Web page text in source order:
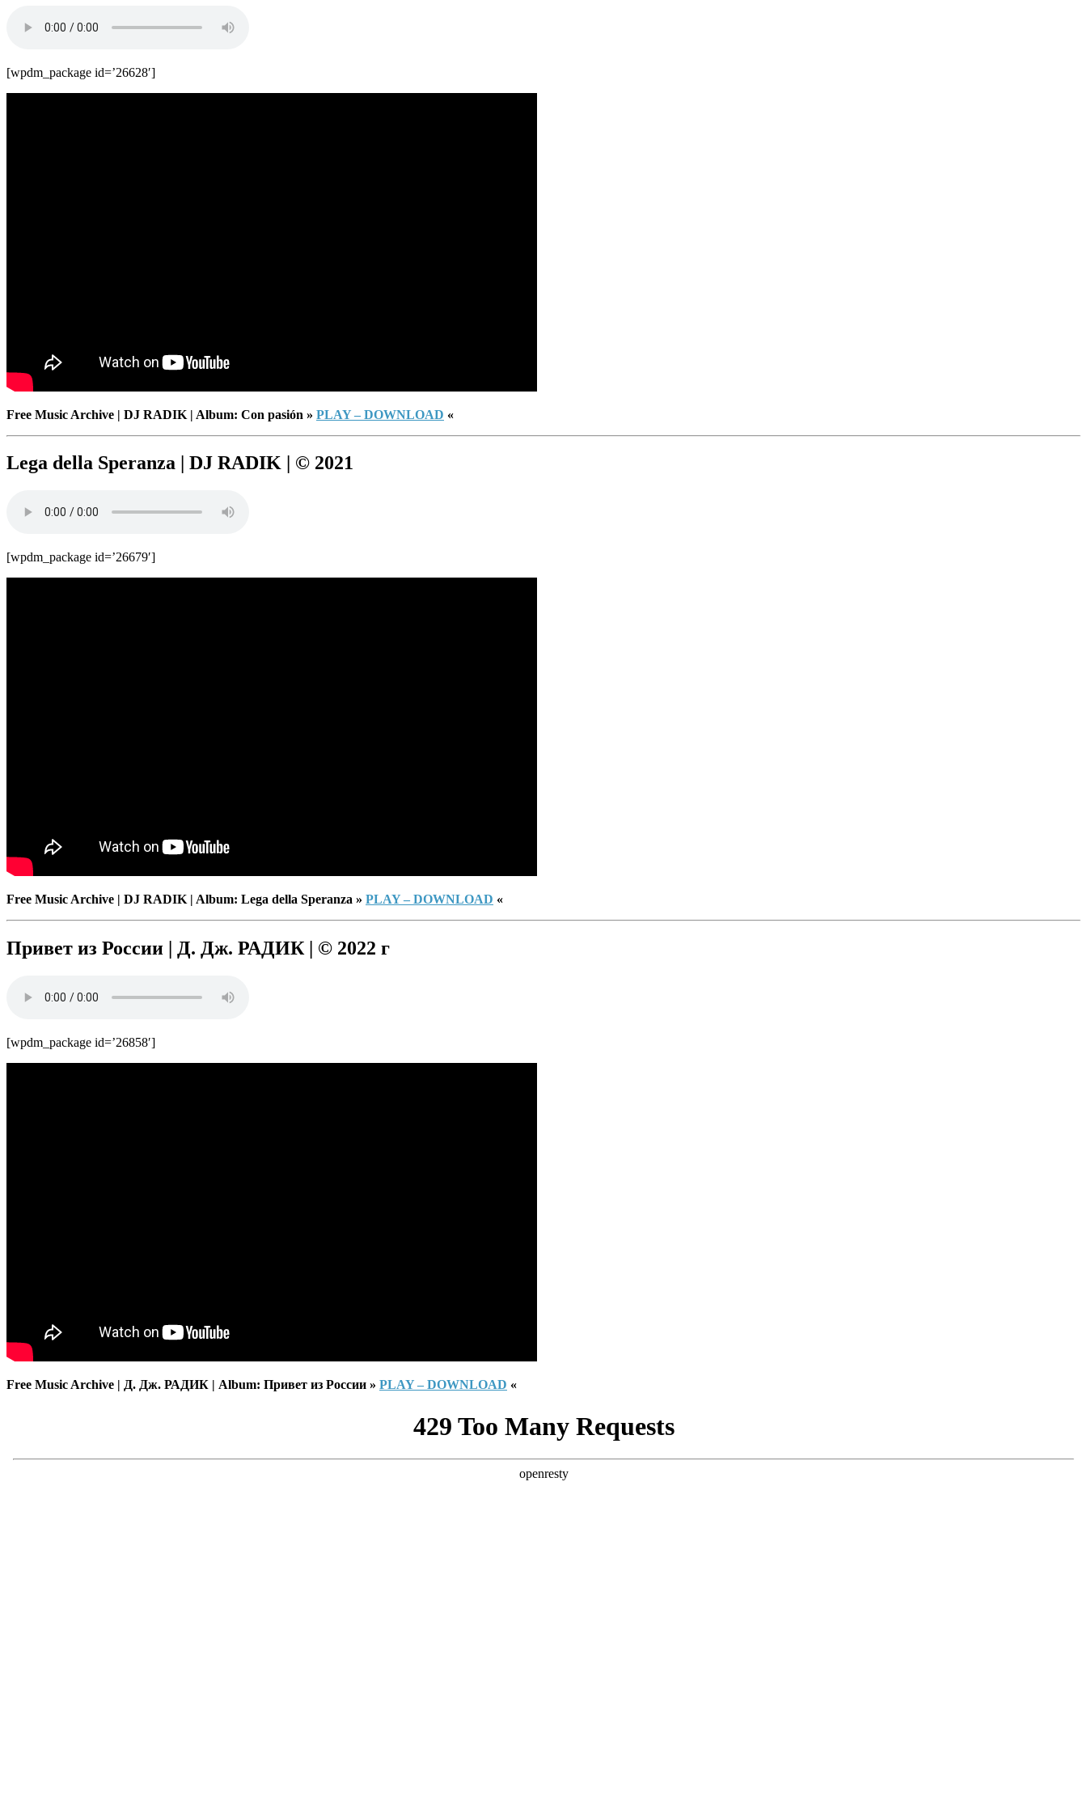
[wpdm_package id=’26628′]
Free Music Archive | DJ RADIK | Album: Con pasión » PLAY – DOWNLOAD «
Lega della Speranza | DJ RADIK | © 2021
[wpdm_package id=’26679′]
Free Music Archive | DJ RADIK | Album: Lega della Speranza » PLAY – DOWNLOAD «
Привет из России | Д. Дж. РАДИК | © 2022 г
[wpdm_package id=’26858′]
Free Music Archive | Д. Дж. РАДИК | Album: Привет из России » PLAY – DOWNLOAD «